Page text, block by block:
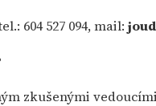
604 527 094, mail:
zkušenými